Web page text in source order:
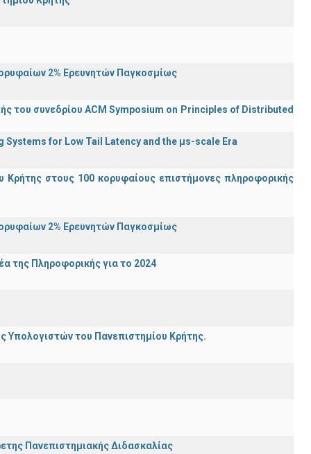
2% Ερευνητών Παγκοσμίως
του συνεδρίου ACM Symposium on Principles of Distributed
for Low Tail Latency and the μs-scale Era
στους 100 κορυφαίους επιστήμονες πληροφορικής
2% Ερευνητών Παγκοσμίως
της Πληροφορικής για το 2024
Υπολογιστών του Πανεπιστημίου Κρήτης.
Πανεπιστημιακής Διδασκαλίας